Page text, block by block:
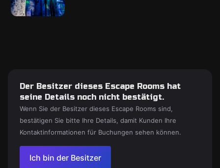
Der Besitzer dieses Escape Rooms hat
seine Details noch nicht bestätigt.
Wenn Sie der Besitzer dieses Escape Rooms sind,
bestätigen Sie bitte Ihre Details, damit Kunden Ihre
Kontaktinformationen für Buchungen sehen können.
Ich bin der Besitzer